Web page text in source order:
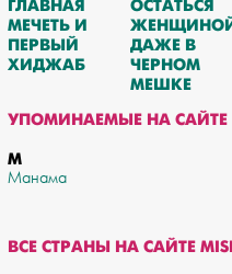
ГЛАВНАЯ
МЕЧЕТЬ И
ПЕРВЫЙ
ХИДЖАБ
ОСТАТЬСЯ
ДАЖЕ В
ЧЕРНОМ
МЕШКЕ
УПОМИНАЕМЫЕ НА САЙТЕ
М
Манама
ВСЕ СТРАНЫ НА САЙТЕ